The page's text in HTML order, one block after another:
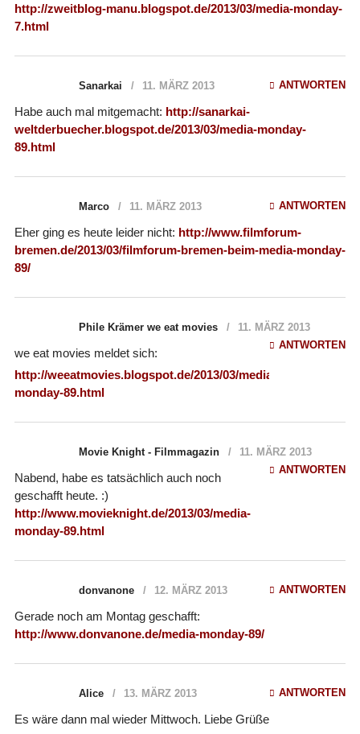
http://zweitblog-manu.blogspot.de/2013/03/media-monday-
7.html
Sanarkai 11. MÄRZ 2013 ANTWORTEN
Habe auch mal mitgemacht: http://sanarkai-
weltderbuecher.blogspot.de/2013/03/media-monday-
89.html
Marco 11. MÄRZ 2013 ANTWORTEN
Eher ging es heute leider nicht: http://www.filmforum-
bremen.de/2013/03/filmforum-bremen-beim-media-monday-
89/
Phile Krämer we eat movies
11. MÄRZ 2013
ANTWORTEN
we eat movies meldet sich:
http://weeatmovies.blogspot.de/2013/03/media-
monday-89.html
Movie Knight - Filmmagazin
11. MÄRZ 2013
ANTWORTEN
Nabend, habe es tatsächlich auch noch
geschafft heute. :)
http://www.movieknight.de/2013/03/media-
monday-89.html
donvanone 12. MÄRZ 2013 ANTWORTEN
Gerade noch am Montag geschafft:
http://www.donvanone.de/media-monday-89/
Alice 13. MÄRZ 2013 ANTWORTEN
Es wäre dann mal wieder Mittwoch. Liebe Grüße